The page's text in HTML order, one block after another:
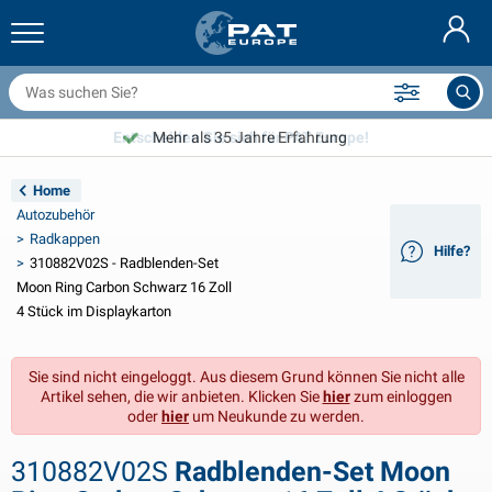
& Zubehör
beleuchtung
Beleuchtung Aspöck
LED
Innenraum
& Solarartikel
& 24V Zubehör
& Wohnmobil außenbereich
& Wohnmobil innenbereich
zubehör
zubehör
zubehör
und Beschläge
und Schäkel
Pflege
und Zubehör
& Feuer-Löschdecken
Freien
Produkten
Nederlands
English
Français
Svenska
Norsk
Dansk
Suomalainen
Entscheiden Sie sich für PAT Europe!
Mehr als 35 Jahre Erfahrung
Home
Autozubehör
Radkappen
310882V02S - Radblenden-Set
Moon Ring Carbon Schwarz 16 Zoll
4 Stück im Displaykarton
Hilfe?
Sie sind nicht eingeloggt. Aus diesem Grund können Sie nicht alle
Artikel sehen, die wir anbieten. Klicken Siehierzum einloggen
oderhier um Neukunde zu werden.
310882V02S Radblenden-Set Moon